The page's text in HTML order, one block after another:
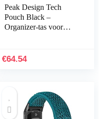
Peak Design Tech
Pouch Black –
Organizer-tas voor
€64.54